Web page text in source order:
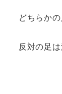
どちらか
反対の足